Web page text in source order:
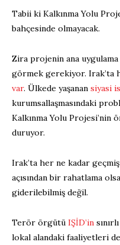
Tabii ki Kalkınma Yolu
bahçesinde olmayacak.
Zira projenin ana
görmek gerekiyor. Irak’ta
var. Ülkede yaşanan siyasi
kurumsallaşmasındaki
Kalkınma Yolu Projesi’nin
duruyor.
Irak’ta her ne kadar
açısından bir rahatlama
giderilebilmiş değil.
Terör örgütü IŞİD’in
lokal alandaki faaliyetleri